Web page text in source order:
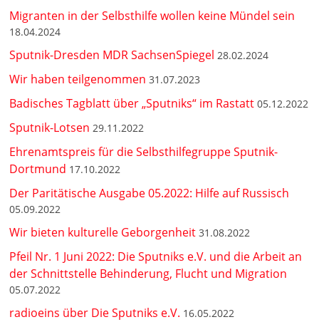
Migranten in der Selbsthilfe wollen keine Mündel sein
18.04.2024
Sputnik-Dresden MDR SachsenSpiegel 28.02.2024
Wir haben teilgenommen 31.07.2023
Badisches Tagblatt über „Sputniks“ im Rastatt 05.12.2022
Sputnik-Lotsen 29.11.2022
Ehrenamtspreis für die Selbsthilfegruppe Sputnik-
Dortmund 17.10.2022
Der Paritätische Ausgabe 05.2022: Hilfe auf Russisch
05.09.2022
Wir bieten kulturelle Geborgenheit 31.08.2022
Pfeil Nr. 1 Juni 2022: Die Sputniks e.V. und die Arbeit an
der Schnittstelle Behinderung, Flucht und Migration
05.07.2022
radioeins über Die Sputniks e.V. 16.05.2022